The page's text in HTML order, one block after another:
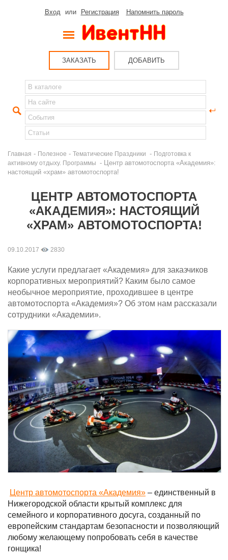
Вход или Регистрация Напомнить пароль
ЗАКАЗАТЬ ДОБАВИТЬ
Главная - Полезное - Тематические Праздники - Подготовка к
активному отдыху. Программы
- Центр автомотоспорта «Академия»:
настоящий «храм» автомотоспорта!
ЦЕНТР АВТОМОТОСПОРТА
«АКАДЕМИЯ»: НАСТОЯЩИЙ
«ХРАМ» АВТОМОТОСПОРТА!
09.10.2017 2830
Какие услуги предлагает «Академия» для заказчиков
корпоративных мероприятий? Каким было самое
необычное мероприятие, проходившее в центре
автомотоспорта «Академия»? Об этом нам рассказали
сотрудники «Академии».
Центр автомотоспорта «Академия» – единственный в
Нижегородской области крытый комплекс для
семейного и корпоративного досуга, созданный по
европейским стандартам безопасности и позволяющий
любому желающему попробовать себя в качестве
гонщика!